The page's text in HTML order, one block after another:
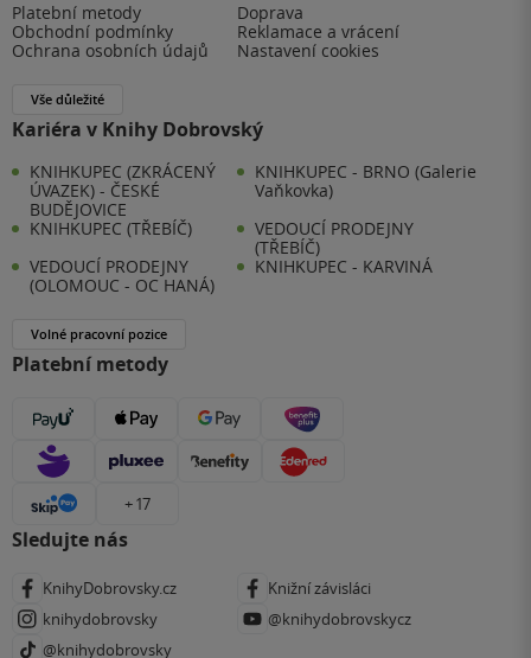
Platební metody
Doprava
Obchodní podmínky
Reklamace a vrácení
Ochrana osobních údajů
Nastavení cookies
Vše důležité
Kariéra v Knihy Dobrovský
KNIHKUPEC (ZKRÁCENÝ
ÚVAZEK) - ČESKÉ
BUDĚJOVICE
KNIHKUPEC - BRNO (Galerie
Vaňkovka)
KNIHKUPEC (TŘEBÍČ)
VEDOUCÍ PRODEJNY
(TŘEBÍČ)
VEDOUCÍ PRODEJNY
(OLOMOUC - OC HANÁ)
KNIHKUPEC - KARVINÁ
Volné pracovní pozice
Platební metody
+ 17
Sledujte nás
KnihyDobrovsky.cz
Knižní závisláci
knihydobrovsky
@knihydobrovskycz
@knihydobrovsky